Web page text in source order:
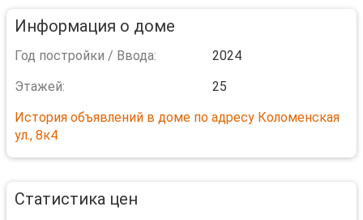
Информация о доме
Год постройки / Ввода:
2024
Этажей:
25
История объявлений в доме по адресу Коломенская
ул., 8к4
Статистика цен